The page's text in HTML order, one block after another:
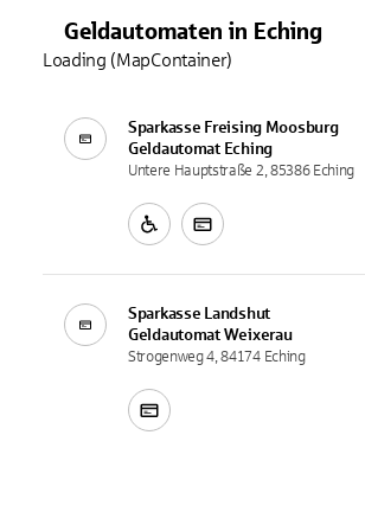
Geldautomaten in Eching
Sparkasse Freising Moosburg
Geldautomat Eching
Untere Hauptstraße 2, 85386 Eching
Sparkasse Landshut
Geldautomat Weixerau
Strogenweg 4, 84174 Eching
Loading (MapContainer)